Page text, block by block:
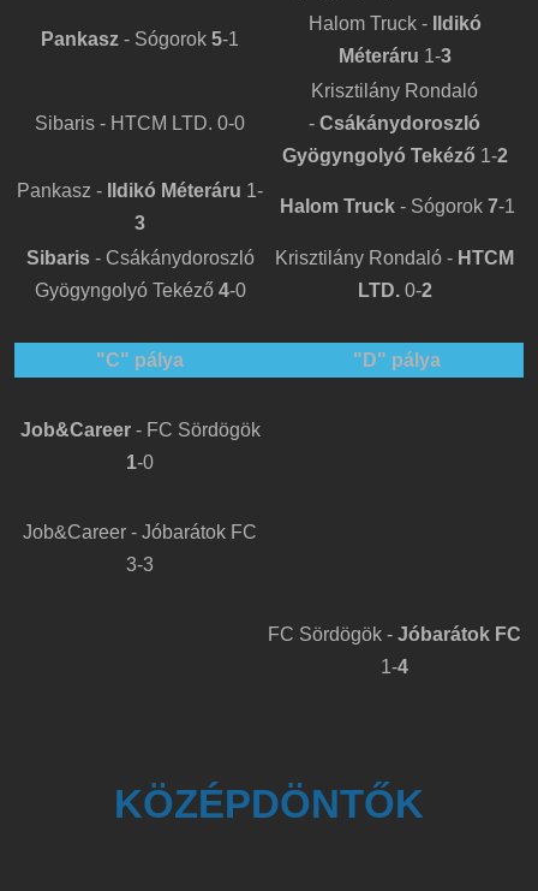
Pankasz - Sógorok 5-1
Halom Truck -Ildikó
Méteráru 1-3
Sibaris - HTCM LTD. 0-0
Krisztilány Rondaló
- Csákánydoroszló
Gyögyngolyó Tekéző 1-2
Pankasz - Ildikó Méteráru 1-
3
Halom Truck- Sógorok 7-1
Sibaris- Csákánydoroszló
Gyögyngolyó Tekéző 4-0
Krisztilány Rondaló - HTCM
LTD.0-2
"C" pálya "D" pálya
Job&Career- FC Sördögök
1-0
Job&Career - Jóbarátok FC
3-3
FC Sördögök - Jóbarátok FC
1-4
KÖZÉPDÖNTŐK